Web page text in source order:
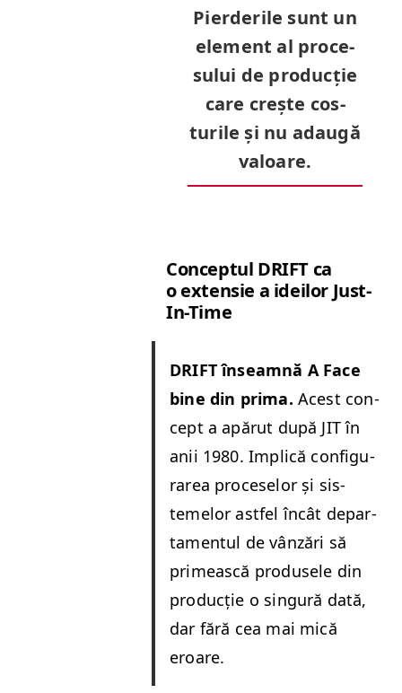
Pierder­ile sunt un
ele­ment al pro­ce­
su­lui de pro­ducție
care crește cos­
turile și nu adaugă
valoare.
Con­cep­tul DRIFT ca
o exten­sie a ideilor Just-
In-Time
DRIFTînseam­nă A Face
bine din pri­ma. Acest con­
cept a apărut după JITîn
anii 1980. Implică con­fig­u­
rarea pro­ce­selor și sis­
temelor ast­fel încât depar­
ta­men­tul de vânzări să
primească pro­duse­le din
pro­ducție o sin­gură dată,
dar fără cea mai mică
eroare.